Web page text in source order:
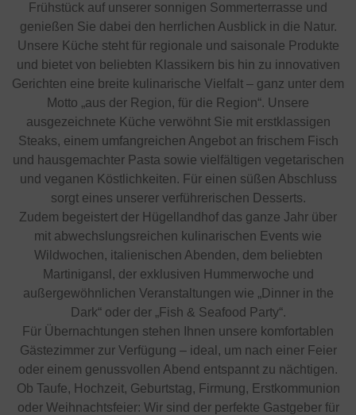
Frühstück auf unserer sonnigen Sommerterrasse und
genießen Sie dabei den herrlichen Ausblick in die Natur.
Unsere Küche steht für regionale und saisonale Produkte
und bietet von beliebten Klassikern bis hin zu innovativen
Gerichten eine breite kulinarische Vielfalt – ganz unter dem
Motto „aus der Region, für die Region“. Unsere
ausgezeichnete Küche verwöhnt Sie mit erstklassigen
Steaks, einem umfangreichen Angebot an frischem Fisch
und hausgemachter Pasta sowie vielfältigen vegetarischen
und veganen Köstlichkeiten. Für einen süßen Abschluss
sorgt eines unserer verführerischen Desserts.
Zudem begeistert der Hügellandhof das ganze Jahr über
mit abwechslungsreichen kulinarischen Events wie
Wildwochen, italienischen Abenden, dem beliebten
Martinigansl, der exklusiven Hummerwoche und
außergewöhnlichen Veranstaltungen wie „Dinner in the
Dark“ oder der „Fish & Seafood Party“.
Für Übernachtungen stehen Ihnen unsere komfortablen
Gästezimmer zur Verfügung – ideal, um nach einer Feier
oder einem genussvollen Abend entspannt zu nächtigen.
Ob Taufe, Hochzeit, Geburtstag, Firmung, Erstkommunion
oder Weihnachtsfeier: Wir sind der perfekte Gastgeber für